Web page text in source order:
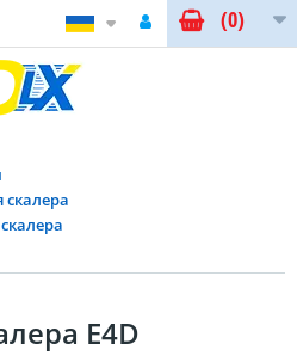
(0)
скалера
E4D